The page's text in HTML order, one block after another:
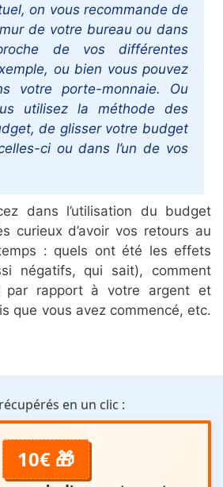
on vous recommande de
mur de votre bureau ou dans
de vos différentes
ou bien vous pouvez
votre porte-monnaie. Ou
utilisez la méthode des
de glisser votre budget
ci ou dans l’un de vos
dans l’utilisation du budget
curieux d’avoir vos retours au
: quels ont été les effets
négatifs, qui sait), comment
par rapport à votre argent et
que vous avez commencé, etc.
en un clic :
10€ 🎁